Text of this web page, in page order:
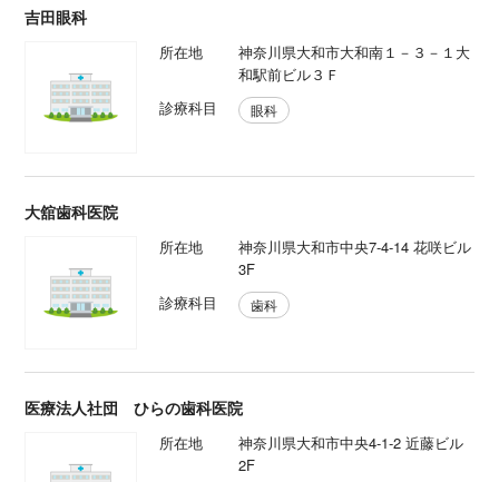
吉田眼科
所在地
神奈川県大和市大和南１－３－１大
和駅前ビル３Ｆ
診療科目
眼科
大舘歯科医院
所在地
神奈川県大和市中央7-4-14 花咲ビル
3F
診療科目
歯科
医療法人社団 ひらの歯科医院
所在地
神奈川県大和市中央4-1-2 近藤ビル
2F